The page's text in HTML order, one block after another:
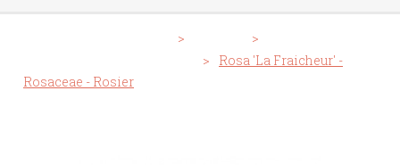
>
>
>
Rosa 'La Fraicheur' -
Rosaceae - Rosier